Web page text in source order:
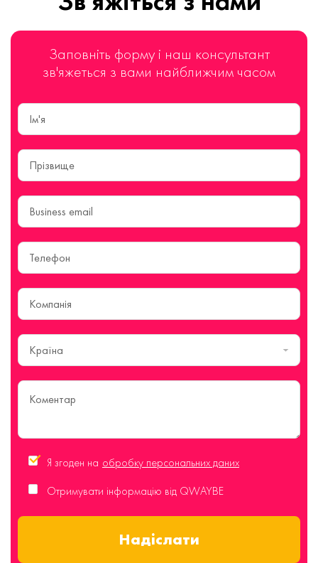
Заповніть форму і наш консультант
зв'яжеться з вами найближчим часом
Країна
Я згоден на обробку персональних даних
Отримувати інформацію від QWAYBE
Надіслати